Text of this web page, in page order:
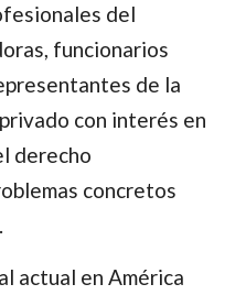
del
funcionarios
de la
con interés en
derecho
concretos
actual en América